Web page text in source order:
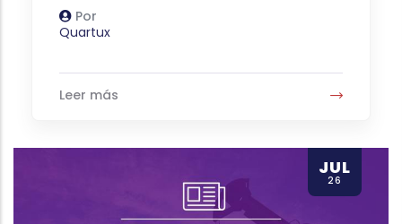
Por
Autor
Quartux
Leer más
JUL
26